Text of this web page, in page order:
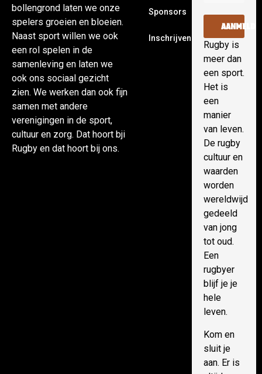
bollengrond laten we onze
spelers groeien en bloeien.
Naast sport willen we ook
een rol spelen in de
samenleving en laten we
ook ons sociaal gezicht
zien. We werken dan ook fijn
samen met andere
verenigingen in de sport,
cultuur en zorg. Dat hoort bji
Rugby en dat hoort bij ons.
Sponsors
Inschrijven
Rugby is
meer dan
een sport.
Het is
een
manier
van leven.
De rugby
cultuur en
waarden
worden
wereldwijd
gedeeld
van jong
tot oud.
Een
rugbyer
blijf je je
hele
leven.
Kom en
sluit je
aan. Er is